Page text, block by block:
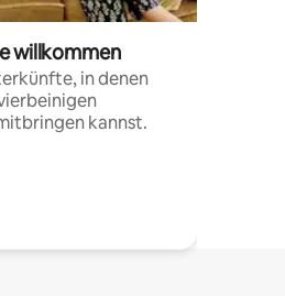
willkommen
in denen
kannst.